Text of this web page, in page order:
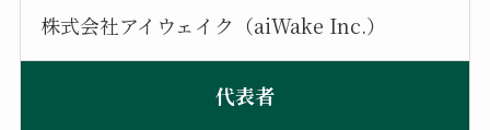
株式会社アイウェイク（aiWake Inc.）
代表者